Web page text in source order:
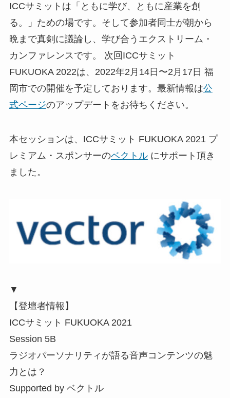
ICCサミットは「ともに学び、ともに産業を創
る。」ための場です。そして参加者同士が朝から
晩まで真剣に議論し、学び合うエクストリーム・
カンファレンスです。 次回ICCサミット
FUKUOKA 2022は、2022年2月14日〜2月17日 福
岡市での開催を予定しております。最新情報は公
式ページのアップデートをお待ちください。
本セッションは、ICCサミット FUKUOKA 2021 プ
レミアム・スポンサーのベクトルにサポート頂き
ました。
▼
【登壇者情報】
ICCサミット FUKUOKA 2021
Session 5B
ラジオパーソナリティが語る音声コンテンツの魅
力とは？
Supported by ベクトル